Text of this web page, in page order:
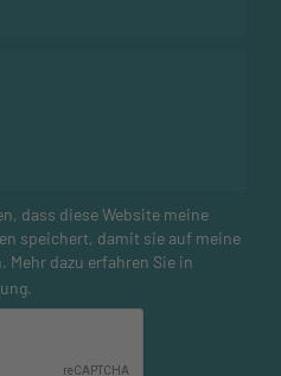
dass diese Website meine
speichert, damit sie auf meine
dazu erfahren Sie in
.